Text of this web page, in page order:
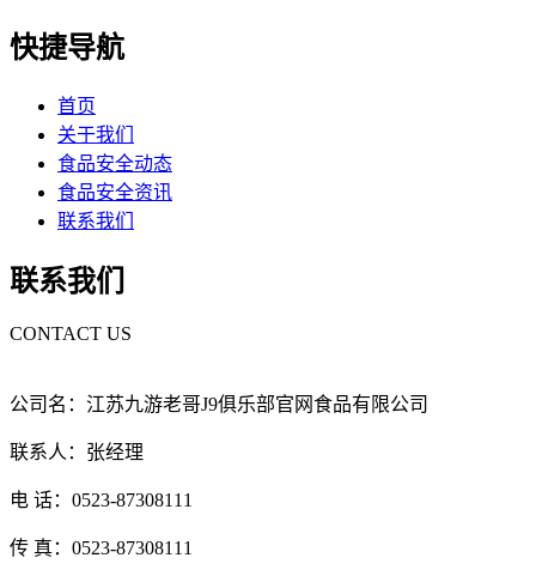
快捷导航
首页
关于我们
食品安全动态
食品安全资讯
联系我们
联系我们
CONTACT US
公司名：江苏九游老哥J9俱乐部官网食品有限公司
联系人：张经理
电 话：0523-87308111
传 真：0523-87308111